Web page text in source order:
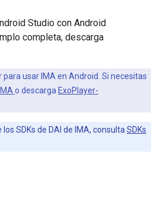
Studio con Android
completa, descarga
usar IMA en Android. Si necesitas
o descarga ExoPlayer-
SDKs de DAI de IMA, consulta SDKs